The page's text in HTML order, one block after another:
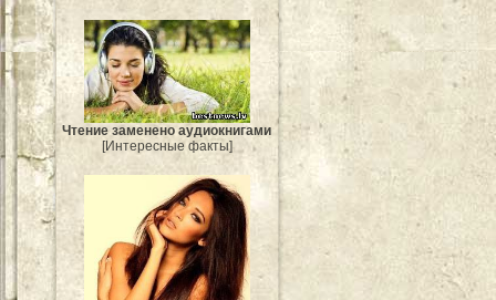
Чтение заменено аудиокнигами
[Интересные факты]